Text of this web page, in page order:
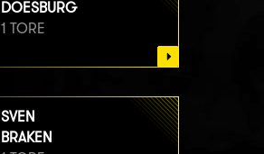
DOESBURG
1 TORE
SVEN
BRAKEN